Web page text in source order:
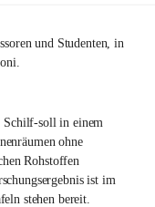
und Studenten, in
Schilf-soll in einem
ohne
Rohstoffen
ist im
stehen bereit.